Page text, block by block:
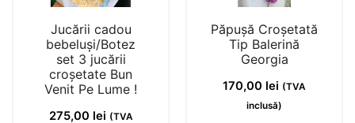
Jucării cadou
bebeluși/Botez
set 3 jucării
croșetate Bun
Venit Pe Lume !
275,00 lei (TVA
Păpușă Croșetată
Tip Balerină
Georgia
170,00 lei (TVA
inclusă)